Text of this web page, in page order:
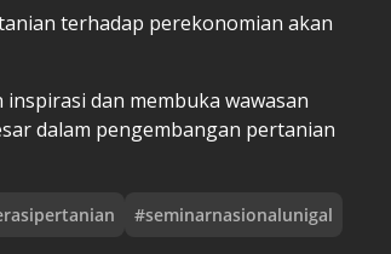
terhadap perekonomian akan
dan membuka wawasan
dalam pengembangan pertanian
#seminarnasionalunigal